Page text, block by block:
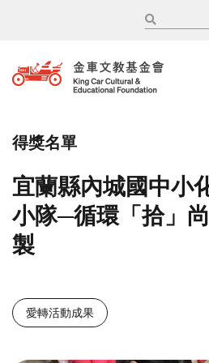
得獎名單
宜蘭縣內城國中小
小隊─循環「拾」
製
愛轉活動成果